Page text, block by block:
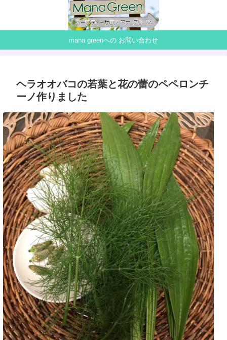
mana greenへの お問い合わせ
ヘラオオバコの若葉と花の蕾のペペロンチ
ーノ作りました